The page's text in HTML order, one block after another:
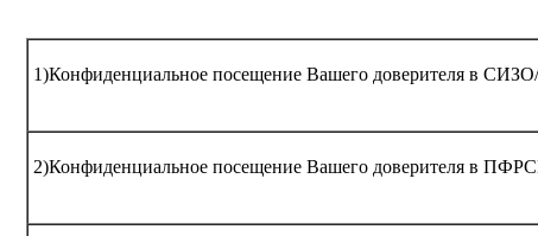
1)Конфиденциальное посещение Вашего доверителя в
2)Конфиденциальное посещение Вашего доверителя в